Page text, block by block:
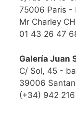
75006 Paris -
Mr Charley
01 43 26 47
Galería Juan
C/ Sol, 45 -
39006
(+34) 942